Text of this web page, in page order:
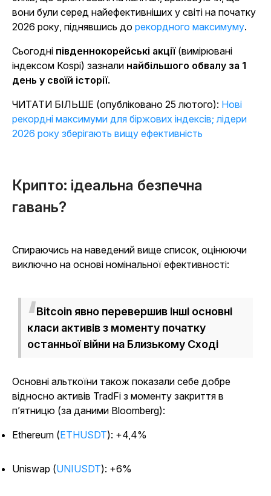
вони були серед найефективніших у світі на початку
2026 року, піднявшись до рекордного максимуму.
Сьогодні південнокорейські акції(вимірювані
індексом Kospi) зазнали найбільшого обвалу за 1
день у своїй історії.
ЧИТАТИ БІЛЬШЕ (опубліковано 25 лютого): Нові
рекордні максимуми для біржових індексів; лідери
2026 року зберігають вищу ефективність
Крипто: ідеальна безпечна
гавань?
Спираючись на наведений вище список, оцінюючи
виключно на основі номінальної ефективності:
Bitcoin явно перевершив інші основні
класи активів з моменту початку
останньої війни на Близькому Сході
Основні альткоїни також показали себе добре
відносно активів TradFi з моменту закриття в
п’ятницю (за даними Bloomberg):
Ethereum (ETHUSDT): +4,4%
Uniswap (UNIUSDT): +6%